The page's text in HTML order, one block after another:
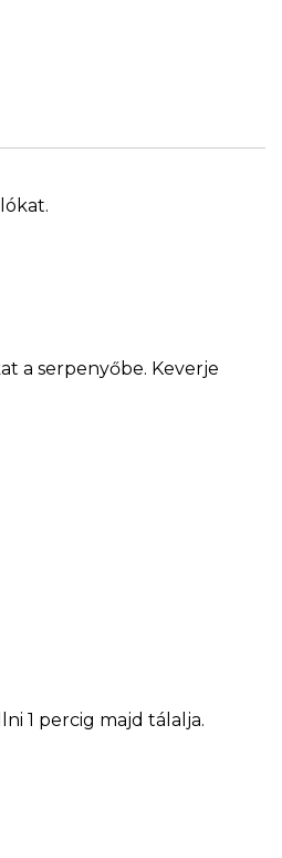
a serpenyőbe. Keverje
1 percig majd tálalja.